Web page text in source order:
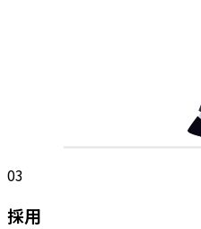
03
採用